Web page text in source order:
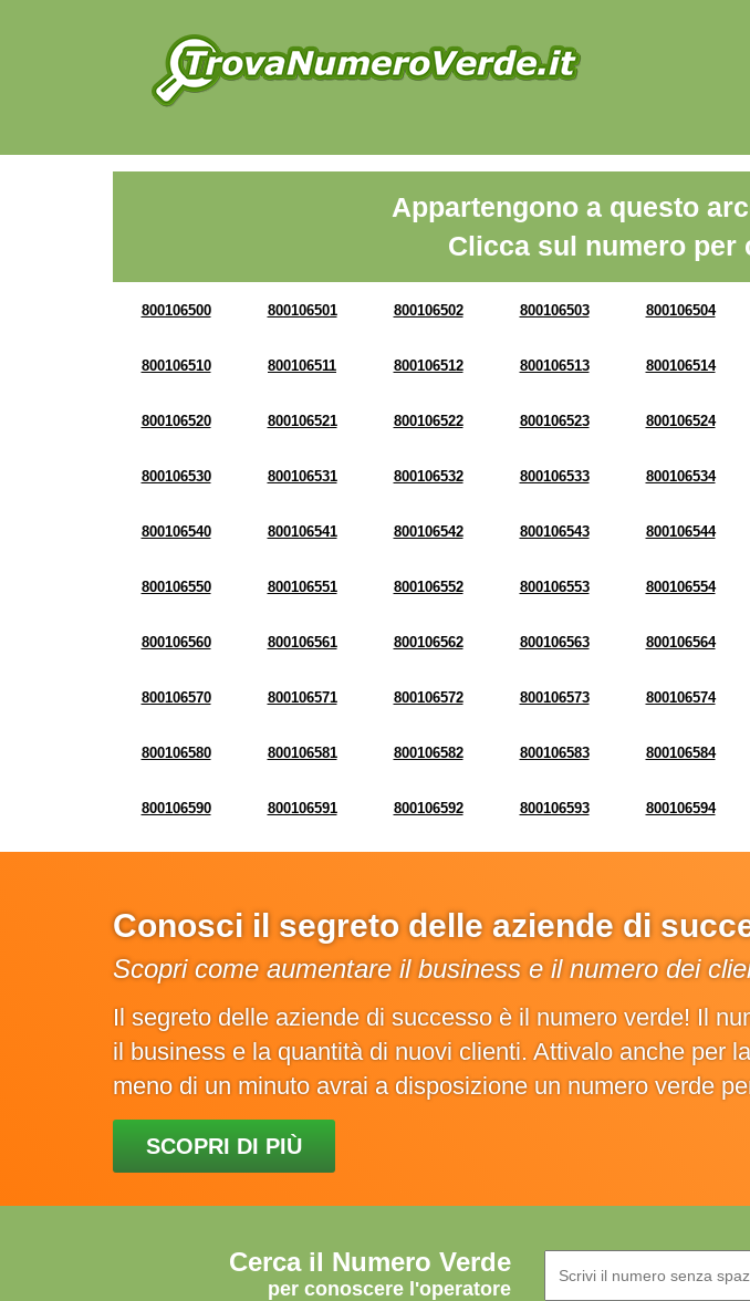
Appartengono a questo
Clicca sul numero per
800106500 800106501 800106502 800106503 800106504
800106510 800106511 800106512 800106513 800106514
800106520 800106521 800106522 800106523 800106524
800106530 800106531 800106532 800106533 800106534
800106540 800106541 800106542 800106543 800106544
800106550 800106551 800106552 800106553 800106554
800106560 800106561 800106562 800106563 800106564
800106570 800106571 800106572 800106573 800106574
800106580 800106581 800106582 800106583 800106584
800106590 800106591 800106592 800106593 800106594
Conosci il segreto delle aziende di
Scopri come aumentare il business e il numero dei
Il segreto delle aziende di successo è il numero verde! Il
il business e la quantità di nuovi clienti. Attivalo anche per
meno di un minuto avrai a disposizione un numero verde
SCOPRI DI PIÙ
Cerca il Numero Verde
per conoscere l'operatore